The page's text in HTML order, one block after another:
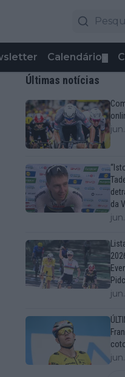
Calendário
Últimas notícias
da